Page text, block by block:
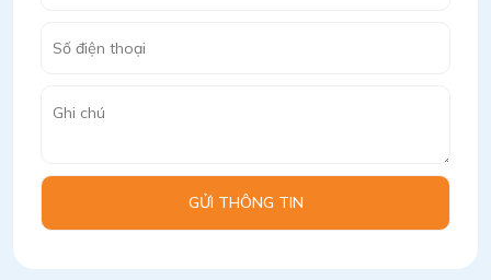
GỬI THÔNG TIN